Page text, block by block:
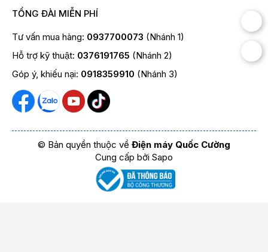
TỔNG ĐÀI MIỄN PHÍ
Tư vấn mua hàng: 0937700073 (Nhánh 1)
Hỗ trợ kỹ thuật: 0376191765 (Nhánh 2)
Góp ý, khiếu nại: 0918359910 (Nhánh 3)
© Bản quyền thuộc về Điện máy Quốc Cường
Cung cấp bởi Sapo